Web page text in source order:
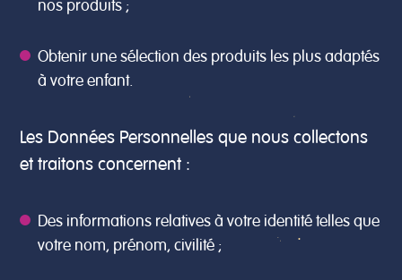
nos produits ;
Obtenir une sélection des produits les plus adaptés
à votre enfant.
Les Données Personnelles que nous collectons
et traitons concernent :
Des informations relatives à votre identité telles que
votre nom, prénom, civilité ;